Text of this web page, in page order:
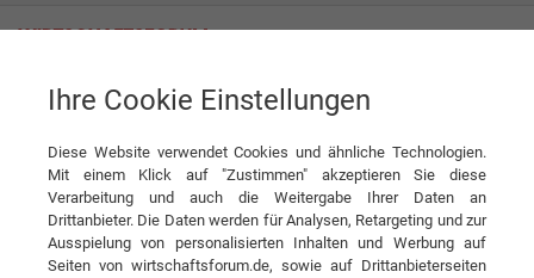
Stadtwerke Lippstadt GmbH
Ihre Cookie Einstellungen
Diese Website verwendet Cookies und ähnliche Technologien.
Mit einem Klick auf "Zustimmen" akzeptieren Sie diese
Verarbeitung und auch die Weitergabe Ihrer Daten an
Drittanbieter. Die Daten werden für Analysen, Retargeting und zur
Ausspielung von personalisierten Inhalten und Werbung auf
Seiten von wirtschaftsforum.de, sowie auf Drittanbieterseiten